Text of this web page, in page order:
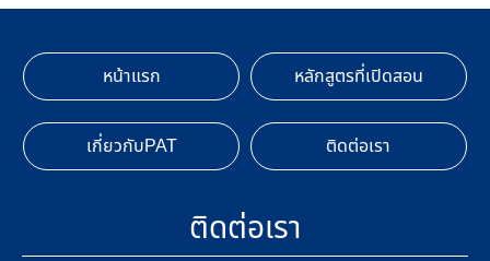
หน้าแรก หลักสูตรที่เปิดสอน
เกี่ยวกับPAT ติดต่อเรา
ติดต่อเรา